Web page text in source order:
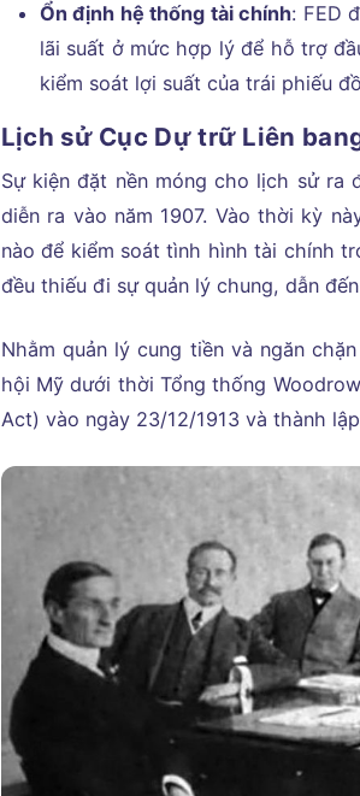
Ổn định hệ thống tài chính: FED
lãi suất ở mức hợp lý để hỗ trợ
kiểm soát lợi suất của trái phiếu
Lịch sử Cục Dự trữ Liên
Sự kiện đặt nền móng cho lịch sử ra
diễn ra vào năm 1907. Vào thời kỳ
nào để kiểm soát tình hình tài chính
đều thiếu đi sự quản lý chung, dẫn
Nhằm quản lý cung tiền và ngăn
hội Mỹ dưới thời Tổng thống
Act) vào ngày 23/12/1913 và thành